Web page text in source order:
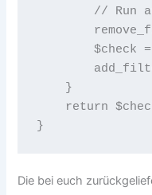
// Run
$check
    }
return
Die bei euch